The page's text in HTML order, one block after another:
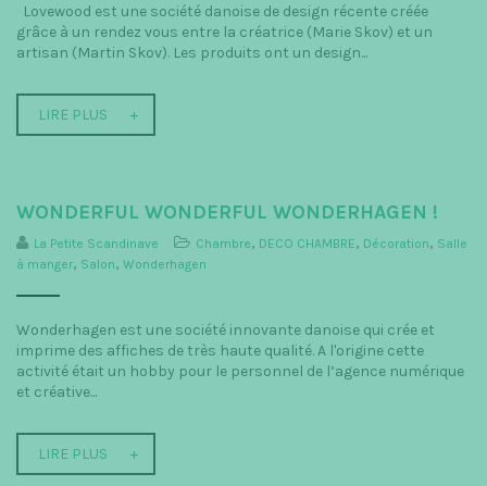
Lovewood est une société danoise de design récente créée
grâce à un rendez vous entre la créatrice (Marie Skov) et un
artisan (Martin Skov). Les produits ont un design...
LIRE PLUS
WONDERFUL WONDERFUL WONDERHAGEN !
La Petite Scandinave Chambre, DECO CHAMBRE, Décoration, Salle
à manger, Salon, Wonderhagen
Wonderhagen est une société innovante danoise qui crée et
imprime des affiches de très haute qualité. A l'origine cette
activité était un hobby pour le personnel de l’agence numérique
et créative...
LIRE PLUS